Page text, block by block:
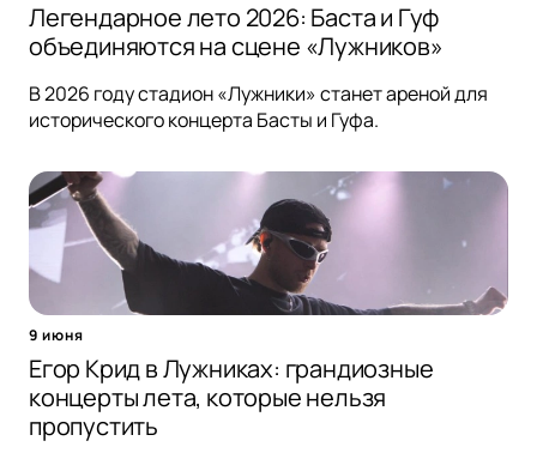
Легендарное лето 2026: Баста и Гуф
объединяются на сцене «Лужников»
В 2026 году стадион «Лужники» станет ареной для
исторического концерта Басты и Гуфа.
9 июня
Егор Крид в Лужниках: грандиозные
концерты лета, которые нельзя
пропустить